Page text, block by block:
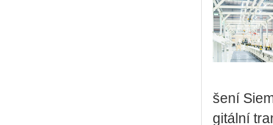
še­ní
gi­tál­ní